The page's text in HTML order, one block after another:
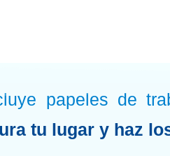
papeles de
tu lugar y haz